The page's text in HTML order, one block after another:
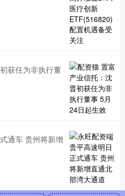
获任为非执行董
通车 贵州将新增